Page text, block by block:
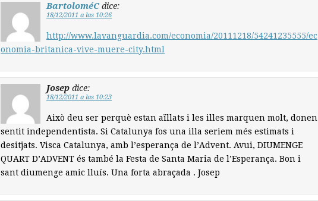
BartoloméC dice:
18/12/2011 a las 10:26
http://www.lavanguardia.com/economia/20111218/54241235555/ec
onomia-britanica-vive-muere-city.html
Josep dice:
18/12/2011 a las 10:23
Això deu ser perquè estan aïllats i les illes marquen molt, donen
sentit independentista. Si Catalunya fos una illa seriem més estimats i
desitjats. Visca Catalunya, amb l’esperança de l’Advent. Avui, DIUMENGE
QUART D’ADVENT és també la Festa de Santa Maria de l’Esperança. Bon i
sant diumenge amic lluís. Una forta abraçada . Josep